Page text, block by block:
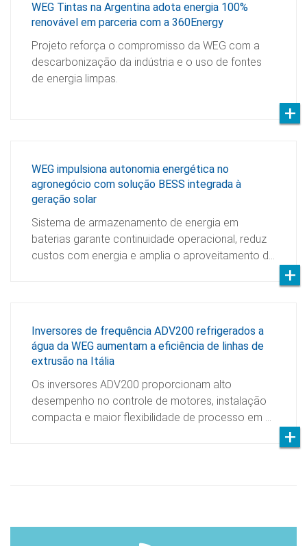
WEG Tintas na Argentina adota energia 100%
renovável em parceria com a 360Energy
Projeto reforça o compromisso da WEG com a
descarbonização da indústria e o uso de fontes
de energia limpas.
WEG impulsiona autonomia energética no
agronegócio com solução BESS integrada à
geração solar
Sistema de armazenamento de energia em
baterias garante continuidade operacional, reduz
custos com energia e amplia o aproveitamento d…
Inversores de frequência ADV200 refrigerados a
água da WEG aumentam a eficiência de linhas de
extrusão na Itália
Os inversores ADV200 proporcionam alto
desempenho no controle de motores, instalação
compacta e maior flexibilidade de processo em …